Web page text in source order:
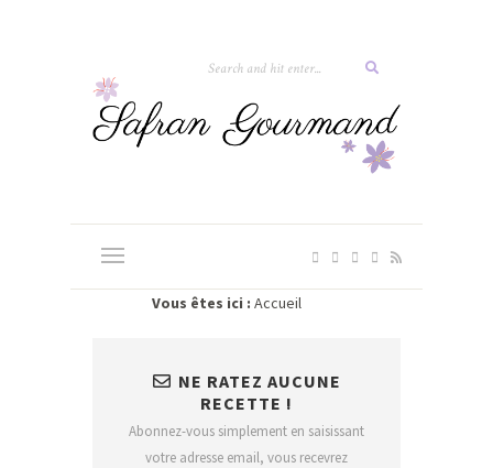
Vous êtes ici : Accueil
NE RATEZ AUCUNE
RECETTE !
Abonnez-vous simplement en saisissant
votre adresse email, vous recevrez